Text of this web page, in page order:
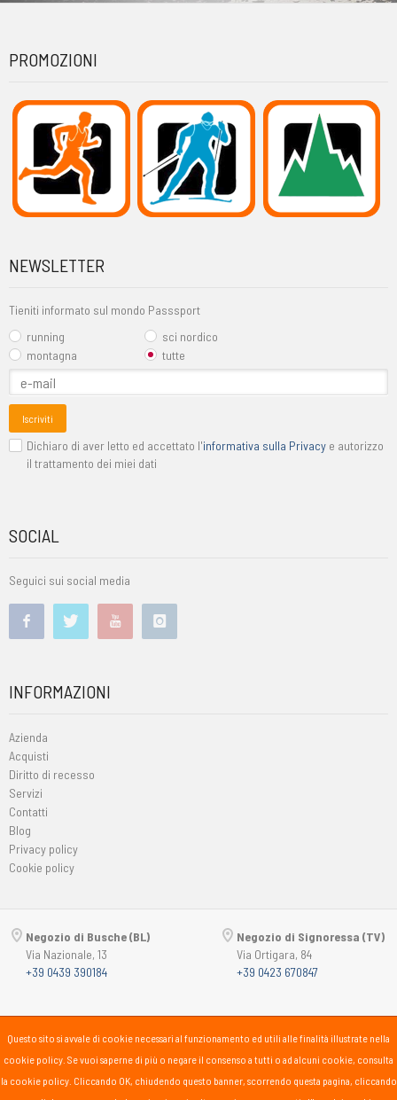
PROMOZIONI
NEWSLETTER
Tieniti informato sul mondo Passsport
running
sci nordico
montagna
tutte
Iscriviti
Dichiaro di aver letto ed accettato l'informativa sulla Privacy e autorizzo
il trattamento dei miei dati
SOCIAL
Seguici sui social media
INFORMAZIONI
Azienda
Acquisti
Diritto di recesso
Servizi
Contatti
Blog
Privacy policy
Cookie policy
Negozio di Busche (BL)
Via Nazionale, 13
+39 0439 390184
Negozio di Signoressa (TV)
Via Ortigara, 84
+39 0423 670847
lunedì
15:30-19:30
Questo sito si avvale di cookie necessari al funzionamento ed utili alle finalità illustrate nella
cookie policy. Se vuoi saperne di più o negare il consenso a tutti o ad alcuni cookie, consulta
la cookie policy. Cliccando OK, chiudendo questo banner, scorrendo questa pagina, cliccando